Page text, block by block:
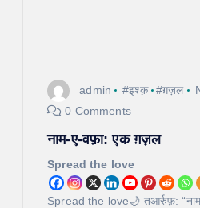
admin #इश्क़ #ग़ज़ल
0 Comments
नाम-ए-वफ़ा: एक ग़ज़ल
Spread the love
Spread the love🌙 तआर्रुफ़: